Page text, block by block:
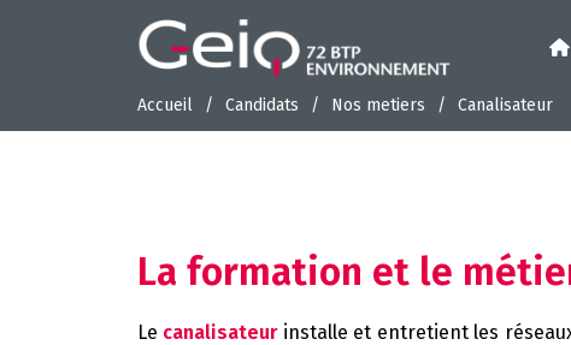
Accueil Candidats Nos metiers Canalisateur
La formation et le
Le canalisateurinstalle et entretient les